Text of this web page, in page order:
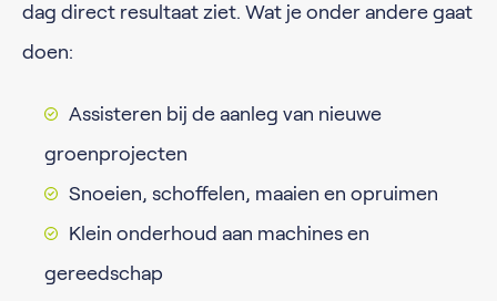
dag direct resultaat ziet. Wat je onder andere gaat
doen:
Assisteren bij de aanleg van nieuwe
groenprojecten
Snoeien, schoffelen, maaien en opruimen
Klein onderhoud aan machines en
gereedschap